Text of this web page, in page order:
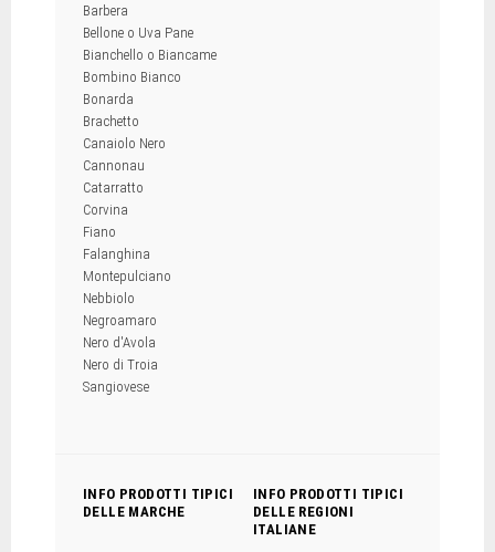
Barbera
Bellone o Uva Pane
Bianchello o Biancame
Bombino Bianco
Bonarda
Brachetto
Canaiolo Nero
Cannonau
Catarratto
Corvina
Fiano
Falanghina
Montepulciano
Nebbiolo
Negroamaro
Nero d'Avola
Nero di Troia
Sangiovese
INFO PRODOTTI TIPICI
DELLE MARCHE
INFO PRODOTTI TIPICI
DELLE REGIONI
ITALIANE